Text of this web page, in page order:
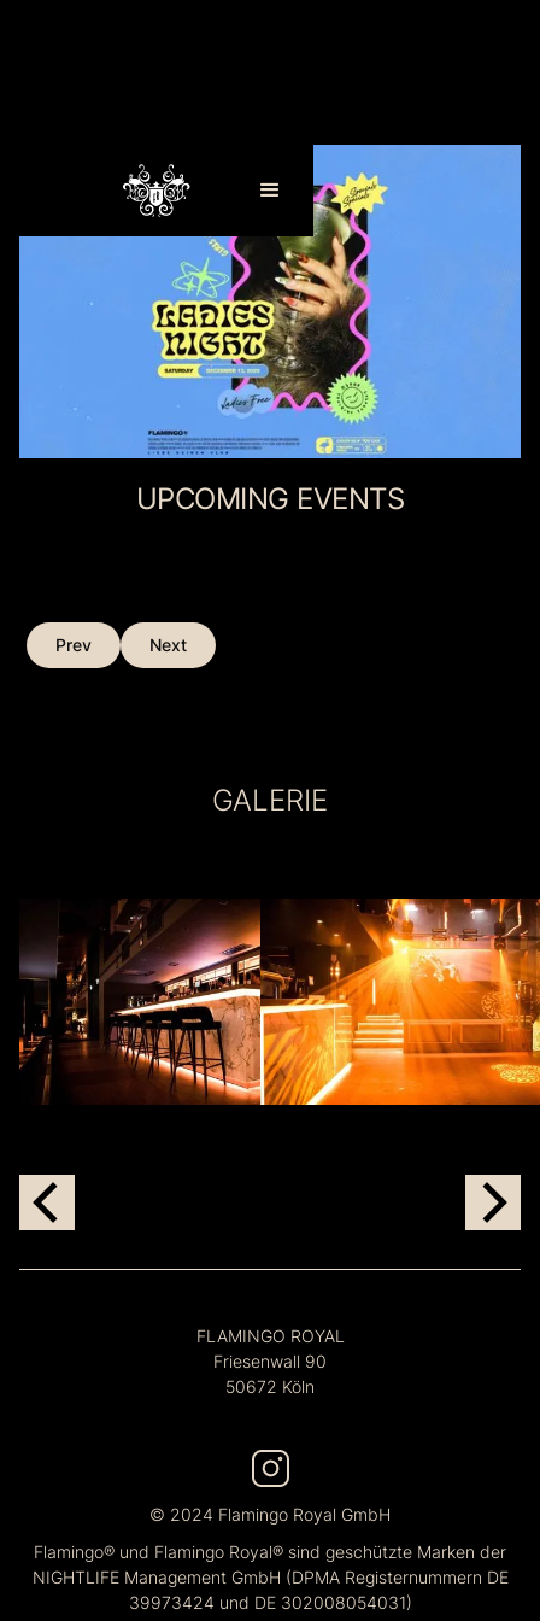
UPCOMING EVENTS
Prev Next
GALERIE
FLAMINGO ROYAL
Friesenwall 90
50672 Köln
© 2024 Flamingo Royal GmbH
Flamingo® und Flamingo Royal® sind geschützte Marken der
NIGHTLIFE Management GmbH (DPMA Registernummern DE
39973424 und DE 302008054031)